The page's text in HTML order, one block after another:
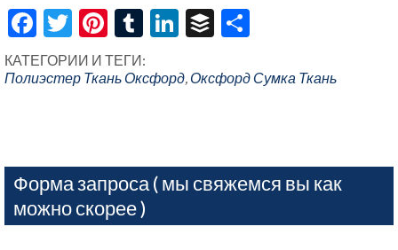
Facebook
Twitter
Pinterest
Tumblr
LinkedIn
Buffer
КАТЕГОРИИ И ТЕГИ:
Полиэстер Ткань Оксфорд,Оксфорд Сумка Ткань
Форма запроса ( мы свяжемся вы как
можно скорее )